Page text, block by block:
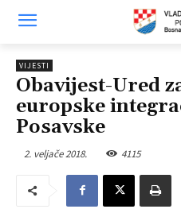
VIJESTI
Obavijest-Ured
europske
Posavske
2. veljače 2018. 4115